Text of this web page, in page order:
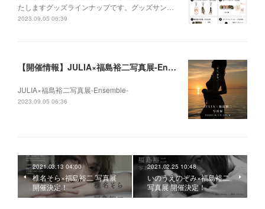
たしますグッズラインナップです。グッズサン…
2023.09.05 06:39
【開催情報】JULIA×福島裕二写真展-Ensemble-
JULIA×福島裕二写真展-Ensemble-
2023.09.05 06:36
2021.03.13 04:00
椎名そら×福島裕二 写真展
開催決定！
2021.02.25 10:48
いのうえのぞみ×福島裕二
写真展 開催決定！